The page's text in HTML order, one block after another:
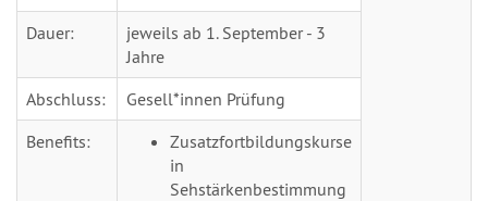
Dauer:
jeweils ab 1. September - 3
Jahre
Abschluss:
Gesell*innen Prüfung
Benefits:
Zusatzfortbildungskurse
in
Sehstärkenbestimmung